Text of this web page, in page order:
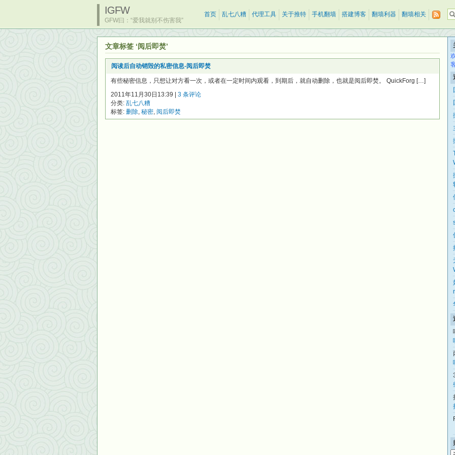
IGFW
GFW曰：“爱我就别不伤害我”
首页 乱七八糟 代理工具 关于推特 手机翻墙 搭建博客 翻墙利器 翻墙相关
文章标签 ‘阅后即焚’
阅读后自动销毁的私密信息-阅后即焚
有些秘密信息，只想让对方看一次，或者在一定时间内观看，到期后，就自动删除，也就是阅后即焚。 QuickForg […]
2011年11月30日13:39 | 3 条评论
分类: 乱七八糟
标签: 删除, 秘密, 阅后即焚